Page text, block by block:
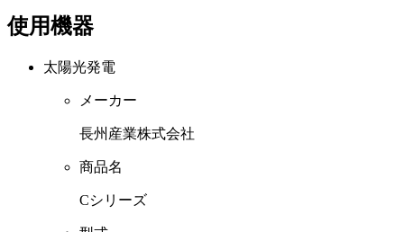
使用機器
太陽光発電
メーカー
長州産業株式会社
商品名
Cシリーズ